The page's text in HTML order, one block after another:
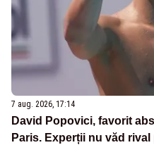
7 aug. 2026, 17:14
David Popovici, favorit
Paris. Experții nu văd